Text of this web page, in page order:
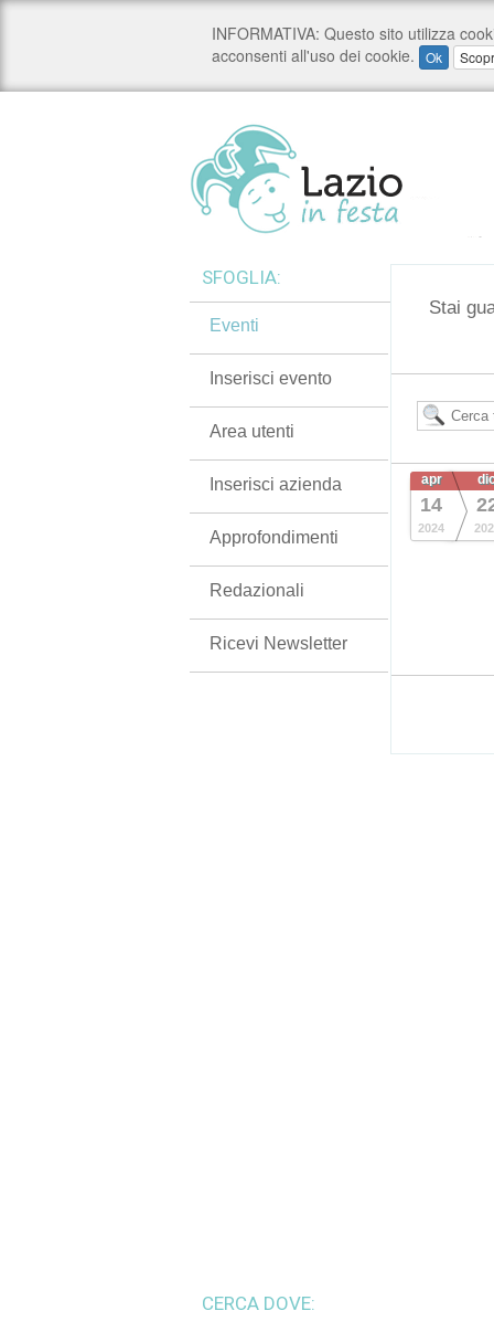
Stai
apr
14
2024
SFOGLIA:
Eventi
Inserisci evento
Area utenti
Inserisci azienda
Approfondimenti
Redazionali
Ricevi Newsletter
CERCA DOVE: